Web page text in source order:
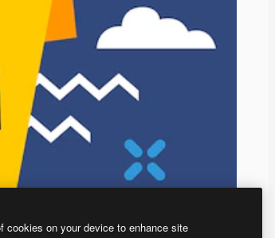
cookies on your device to enhance site